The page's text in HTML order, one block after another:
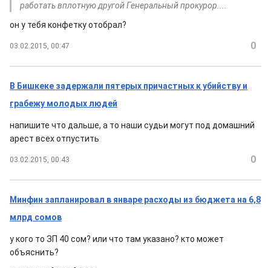
работать вплотную другой Генеральный прокурор....
он у тебя конфетку отобрал?
03.02.2015, 00:47 0
В Бишкеке задержали пятерых причастных к убийству и
грабежу молодых людей
напишите что дальше, а то наши судьи могут под домашний
арест всех отпустить
03.02.2015, 00:43 0
Минфин запланировал в январе расходы из бюджета на 6,8
млрд сомов
у кого то ЗП 40 сом? или что там указано? кто может
объяснить?